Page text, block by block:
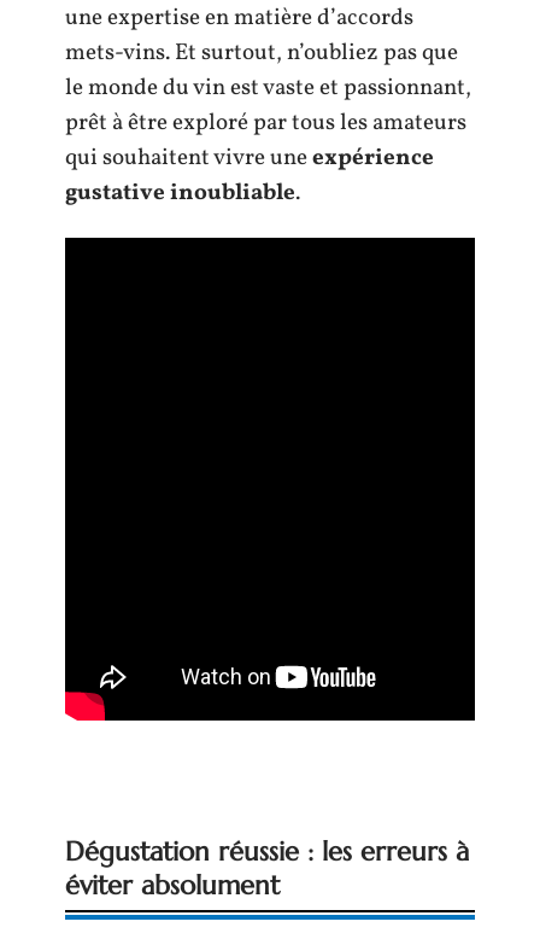
une expertise en matière d’accords
mets-vins. Et surtout, n’oubliez pas que
le monde du vin est vaste et passionnant,
prêt à être exploré par tous les amateurs
qui souhaitent vivre uneexpérience
gustative inoubliable.
Dégustation réussie : les erreurs à
éviter absolument